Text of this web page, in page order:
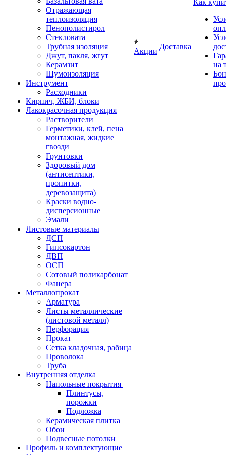
Отражающая
теплоизоляция
Пенополистирол
Стекловата
Трубная изоляция
Джут, пакля, жгут
Керамзит
Шумоизоляция
Инструмент
Расходники
Кирпич, ЖБИ, блоки
Лакокрасочная продукция
Растворители
Герметики, клей, пена
монтажная, жидкие
гвозди
Грунтовки
Здоровый дом
(антисептики,
пропитки,
деревозащита)
Краски водно-
дисперсионные
Эмали
Листовые материалы
ДСП
Гипсокартон
ДВП
ОСП
Сотовый поликарбонат
Фанера
Металлопрокат
Арматура
Листы металлические
(листовой металл)
Перфорация
Прокат
Сетка кладочная, рабица
Проволока
Труба
Внутренняя отделка
Напольные покрытия
Плинтусы,
порожки
Подложка
Керамическая плитка
Обои
Подвесные потолки
Профиль и комплектующие
Акции
Доставка
Как
на